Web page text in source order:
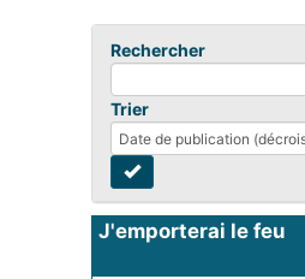
Rechercher
Trier
J'emporterai le feu